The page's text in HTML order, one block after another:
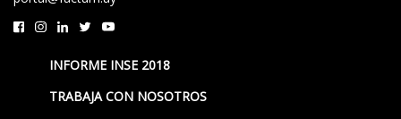
INFORME INSE 2018
TRABAJA CON NOSOTROS